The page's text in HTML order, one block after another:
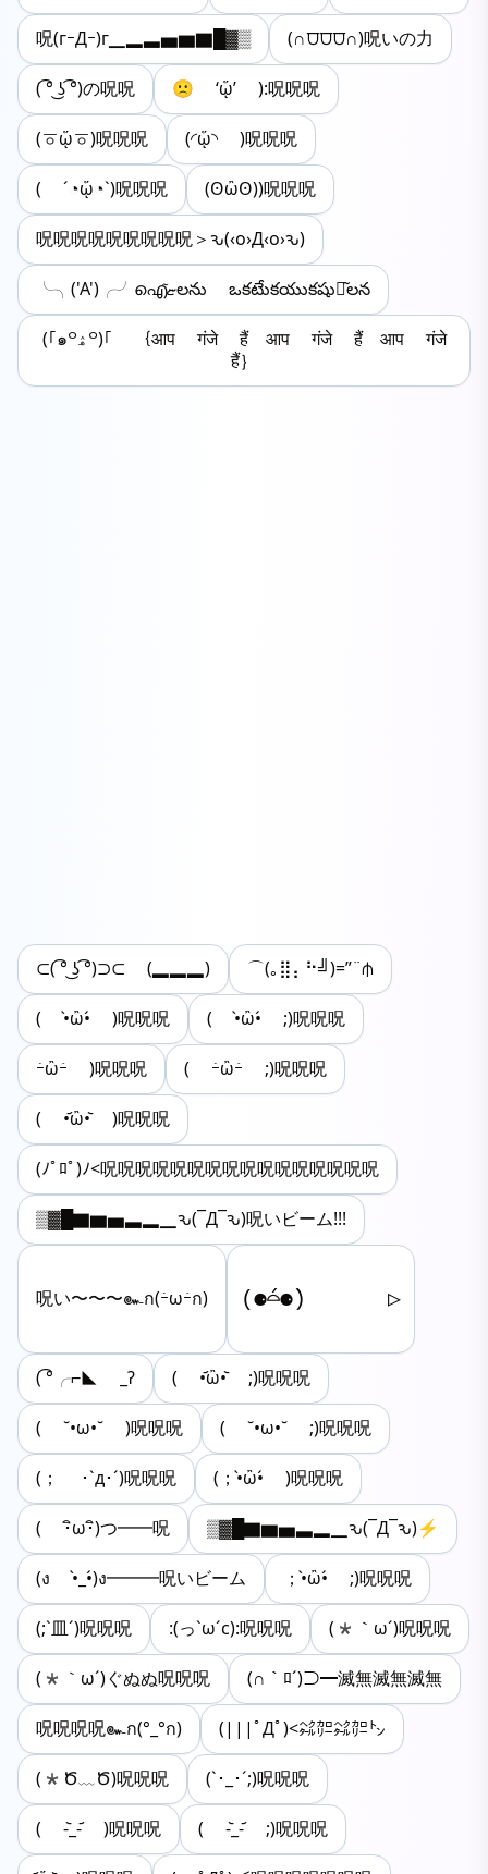
呪(гｰДｰ)г▁▂▃▅▆▇█▓▒ (∩⩌⩌⩌∩)呪いの力
( ͡° ͜ʖ ͡°)の呪呪 🙁 ‘ᾥ’ ):呪呪呪
(ㆆᾥㆆ)呪呪呪 (◜ᾥ◝ )呪呪呪
( ´◔ᾥ◔`)呪呪呪 (ʘὢʘ))呪呪呪
呪呪呪呪呪呪呪呪呪＞ԅ(‹o›Д‹o›ԅ)
╰╮('A')╭╯ഐޏ͂లను ఒకటేుకయుకషుఒ͂లన
(｢๑꒪ۿ꒪)｢ ｛आप गंजे हैं आप गंजे हैं आप गंजे
हैं｝
⊂( ͡° ͜ʖ ͡°)⊃⊂ (▂▂▂) ⌒(｡⣿⡄⠓╝)=”¨⫛
( •̀ὢ•́ )呪呪呪 ( •̀ὢ•́ ;)呪呪呪
ｰ̀ὢｰ́ )呪呪呪 ( ｰ̀ὢｰ́ ;)呪呪呪
( •᷄ὢ•᷅ )呪呪呪
(ﾉﾟﾛﾟ)ﾉ<呪呪呪呪呪呪呪呪呪呪呪呪呪呪呪呪
▒▓█▇▆▅▃▂▁ԅ(¯Д¯ԅ)呪いビーム!!!
呪い〜〜〜‪๛ก(ｰ̀ωｰ́ก) (⚈́⌓⚈̀)⠀⠀⠀⠀⠀▷
( ͡°╭⌐◣ _ʔ ( •᷄ὢ•᷅ ;)呪呪呪
( ˘•ω•˘ )呪呪呪 ( ˘•ω•˘ ;)呪呪呪
(； ･`д･´)呪呪呪 (；•̀ὢ•́ )呪呪呪
( ･ิω･ิ)つ━━呪 ▒▓█▇▆▅▃▂▁ԅ(¯Д¯ԅ)⚡
(ง •̀_•́)ง━━━呪いビーム ；•̀ὢ•́ ;)呪呪呪
(;`皿´)呪呪呪 :(っ`ω´c):呪呪呪 (*｀ω´)呪呪呪
(*｀ω´)ぐぬぬ呪呪呪 (∩｀ﾛ´)⊃━滅無滅無滅無
呪呪呪呪๛ก(°_°ก) (|||ﾟДﾟ)<㌶㌍㌶㌍㌧
(*Ծ﹏Ծ)呪呪呪 (`･_･´;)呪呪呪
( -᷅_-᷄ )呪呪呪 ( -᷅_-᷄ ;)呪呪呪